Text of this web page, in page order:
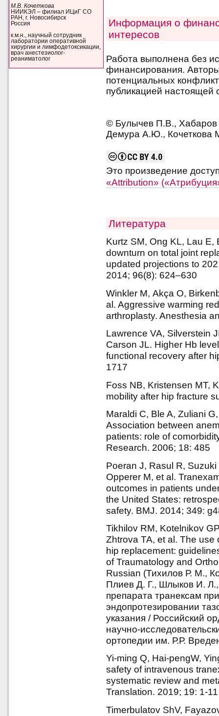
М.В. Кочеткова
НИИКЭЛ – филиал ИЦиГ СО
РАН, г. Новосибирск
Россия
к.м.н., научный сотрудник
лаборатории оперативной
хирургии и лимфодетоксикации,
врач анестезиолог-
реаниматолог
Информация о
интересов
Работа выполнена без
финансирования.
потенциальных
публикацией настоящей
© Булычев П.В.,
Демура А.Ю., Кочеткова
Это произведение
«Attribution»
Литература
Kurtz SM, Ong KL, Lau
downturn on total joint
updated projections to
2014; 96(8): 624–630
Winkler М, Akça O,
al. Aggressive warming
arthroplasty. Anesthesia
Lawrence VA, Silverstein
Carson JL. Higher Hb
functional recovery after
1717
Foss NB, Kristensen MT,
mobility after hip fracture
Maraldi C, Ble A, Zuliani
Association between
patients: role of
Research. 2006; 18: 485
Poeran J, Rasul R,
Opperer M, et al.
outcomes in patients
the United States:
safety. BMJ. 2014; 349:
Tikhilov RM, Kotelnikov
Zhtrova TA, et al. The use
hip replacement:
of Traumatology and
Russian (Тихилов Р. М.,
Плиев Д. Г., Шлыков И.
препарата транексам
эндопротезировании
указания / Российский
научно-
ортопедии им. Р.Р.
Yi-ming Q, Hai-pengW,
safety of intravenous
systematic review and
Translation. 2019; 19: 1-11
Timerbulatov ShV,